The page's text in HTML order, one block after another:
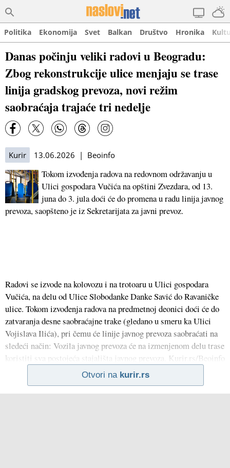
Politika Ekonomija Svet Balkan Društvo Hronika
Danas počinju veliki radovi u Beogradu:
Zbog rekonstrukcije ulice menjaju se trase
linija gradskog prevoza, novi režim
saobraćaja trajaće tri nedelje
Kurir 13.06.2026 | Beoinfo
Tokom izvođenja radova na redovnom održavanju u
Ulici gospodara Vučića na opštini Zvezdara, od 13.
juna do 3. jula doći će do promena u radu linija javnog
prevoza, saopšteno je iz Sekretarijata za javni prevoz.
Radovi se izvode na kolovozu i na trotoaru u Ulici gospodara
Vučića, na delu od Ulice Slobodanke Danke Savić do Ravaničke
ulice. Tokom izvođenja radova na predmetnoj deonici doći će do
zatvaranja desne saobraćajne trake (gledano u smeru ka Ulici
Vojislava Ilića), pri čemu će linije javnog prevoza saobraćati na
sledeći način: Vozila javnog prevoza će na izmenjenom delu trase
koristiti sva postojeća stajališta javnog prevoza. Kurir.rs/Beoinfo
Otvori na kurir.rs